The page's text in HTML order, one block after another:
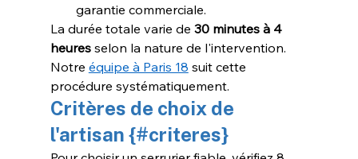
garantie commerciale.
La durée totale varie de 30 minutes à 4
heures selon la nature de l'intervention.
Notre équipe à Paris 18 suit cette
procédure systématiquement.
Critères de choix de
l'artisan {#criteres}